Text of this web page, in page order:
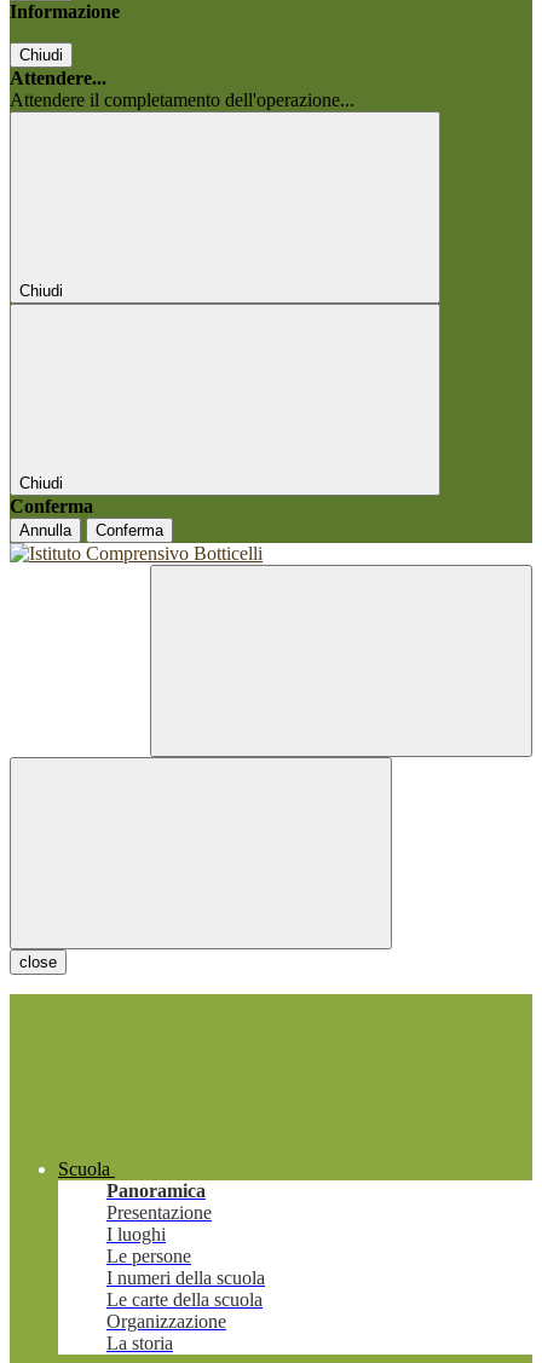
Informazione
Chiudi
Attendere...
Attendere il completamento dell'operazione...
Chiudi
Chiudi
Conferma
Annulla Conferma
close
Scuola
Panoramica
Presentazione
I luoghi
Le persone
I numeri della scuola
Le carte della scuola
Organizzazione
La storia